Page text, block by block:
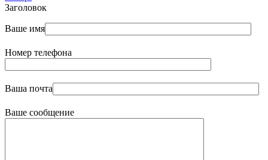
Заголовок
Ваше имя
Номер телефона
Ваша почта
Ваше сообщение